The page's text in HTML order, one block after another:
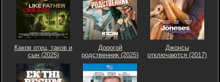
Каков отец, таков и
сын (2025)
Дорогой
родственник (2025)
Джонсы
отключаются (2017)